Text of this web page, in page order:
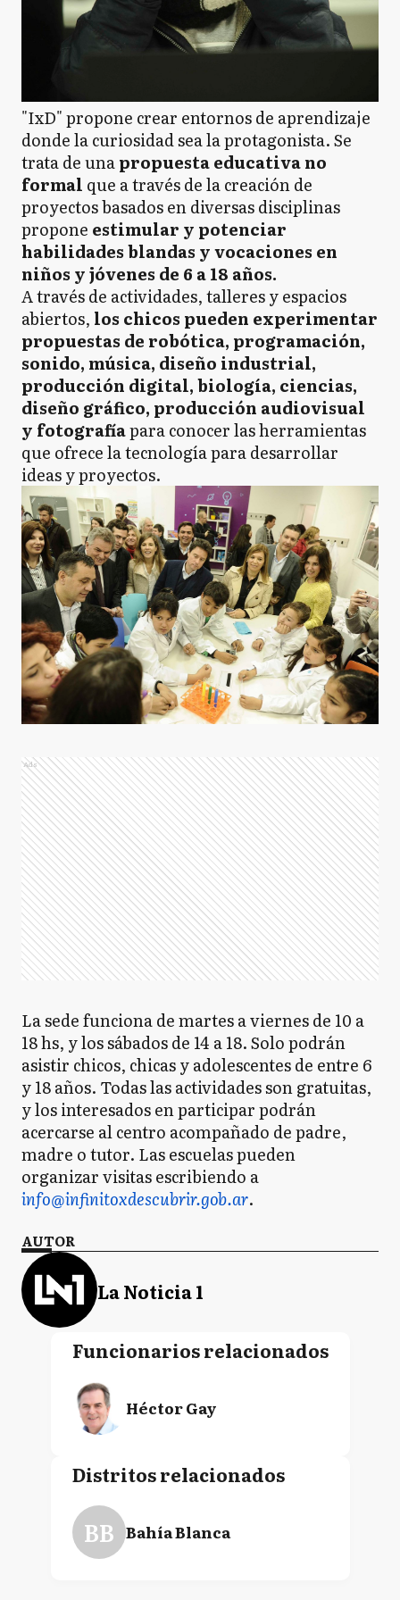
"IxD" propone crear entornos de aprendizaje
donde la curiosidad sea la protagonista. Se
trata de unapropuesta educativa no
formal que a través de la creación de
proyectos basados en diversas disciplinas
propone estimular y potenciar
habilidades blandas y vocaciones en
niños y jóvenes de 6 a 18 años.
A través de actividades, talleres y espacios
abiertos, los chicos pueden experimentar
propuestas de robótica, programación,
sonido, música, diseño industrial,
producción digital, biología, ciencias,
diseño gráfico, producción audiovisual
y fotografíapara conocer las herramientas
que ofrece la tecnología para desarrollar
ideas y proyectos.
Ads
La sede funciona de martes a viernes de 10 a
18 hs, y los sábados de 14 a 18. Solo podrán
asistir chicos, chicas y adolescentes de entre 6
y 18 años. Todas las actividades son gratuitas,
y los interesados en participar podrán
acercarse al centro acompañado de padre,
madre o tutor. Las escuelas pueden
organizar visitas escribiendo a
info@infinitoxdescubrir.gob.ar.
AUTOR
La Noticia 1
Funcionarios relacionados
Héctor Gay
Distritos relacionados
BB Bahía Blanca